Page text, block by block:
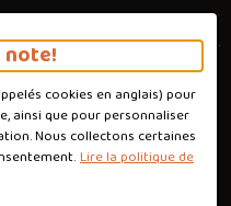
note!
cookies en anglais) pour
ainsi que pour personnaliser
Nous collectons certaines
Lire la politique de